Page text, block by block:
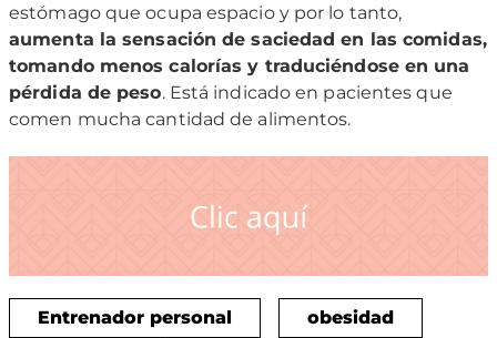
estómago que ocupa espacio y por lo tanto,
aumenta la sensación de saciedad en las comidas,
tomando menos calorías y traduciéndose en una
pérdida de peso. Está indicado en pacientes que
comen mucha cantidad de alimentos.
Entrenador personal
obesidad